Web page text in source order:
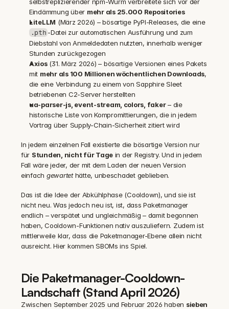
Eindämmung über mehr als 25.000 Repositories
LiteLLM
(März 2026) – bösartige PyPI-Releases, die eine
.pth -Datei zur automatischen Ausführung und zum
Diebstahl von Anmeldedaten nutzten, innerhalb weniger
Stunden zurückgezogen
Axios (31. März 2026) – bösartige Versionen eines Pakets
mit mehr als 100 Millionen wöchentlichen Downloads,
die eine Verbindung zu einem von Sapphire Sleet
betriebenen C2-Server herstellten
ua-parser-js, event-stream, colors, faker – die
historische Liste von Kompromittierungen, die in jedem
Vortrag über Supply-Chain-Sicherheit zitiert wird
In jedem einzelnen Fall existierte die bösartige Version nur
für Stunden, nicht für Tage in der Registry. Und in jedem
Fall wäre jeder, der mit dem Laden der neuen Version
einfach gewartet hätte, unbeschadet geblieben.
Das ist die Idee der Abkühlphase (Cooldown), und sie ist
nicht neu. Was jedoch neu ist, ist, dass Paketmanager
endlich – verspätet und ungleichmäßig – damit begonnen
haben, Cooldown-Funktionen nativ auszuliefern. Zudem ist
mittlerweile klar, dass die Paketmanager-Ebene allein nicht
ausreicht. Hier kommen SBOMs ins Spiel.
Die Paketmanager-Cooldown-
Landschaft (Stand April 2026)
Zwischen September 2025 und Februar 2026 haben sieben